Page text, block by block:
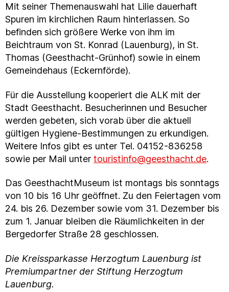
Mit seiner Themenauswahl hat Lilie dauerhaft
Spuren im kirchlichen Raum hinterlassen. So
befinden sich größere Werke von ihm im
Beichtraum von St. Konrad (Lauenburg), in St.
Thomas (Geesthacht-Grünhof) sowie in einem
Gemeindehaus (Eckernförde).
Für die Ausstellung kooperiert die ALK mit der
Stadt Geesthacht. Besucherinnen und Besucher
werden gebeten, sich vorab über die aktuell
gültigen Hygiene-Bestimmungen zu erkundigen.
Weitere Infos gibt es unter Tel. 04152-836258
sowie per Mail unter touristinfo@geesthacht.de.
Das GeesthachtMuseum ist montags bis sonntags
von 10 bis 16 Uhr geöffnet. Zu den Feiertagen vom
24. bis 26. Dezember sowie vom 31. Dezember bis
zum 1. Januar bleiben die Räumlichkeiten in der
Bergedorfer Straße 28 geschlossen.
Die Kreissparkasse Herzogtum Lauenburg ist
Premiumpartner der Stiftung Herzogtum
Lauenburg.